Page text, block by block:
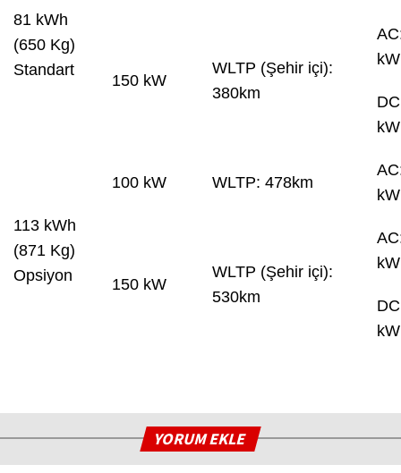
81 kWh
(650 Kg)
Standart
150 kW
WLTP (Şehir içi):
380km
kW
kW
113 kWh
(871 Kg)
Opsiyon
100 kW WLTP: 478km
kW
150 kW
WLTP (Şehir içi):
530km
kW
kW
YORUM EKLE